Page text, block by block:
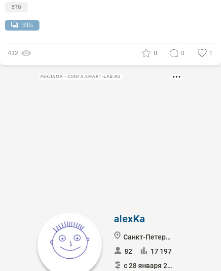
втб
ВТБ
432 0 0 1
РЕКЛАМА • CONFA.SMART-LAB.RU
alexKa
Санкт-Петербург
82
17 197
с 28 января 2011